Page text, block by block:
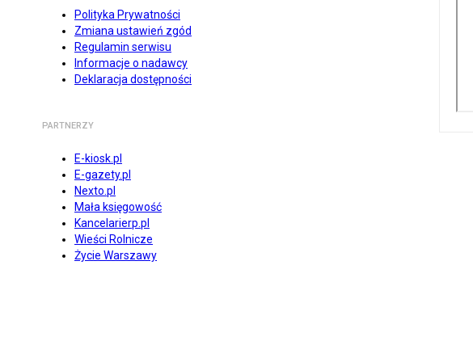
Polityka Prywatności
Zmiana ustawień zgód
Regulamin serwisu
Informacje o nadawcy
Deklaracja dostępności
PARTNERZY
E-kiosk.pl
E-gazety.pl
Nexto.pl
Mała księgowość
Kancelarierp.pl
Wieści Rolnicze
Życie Warszawy